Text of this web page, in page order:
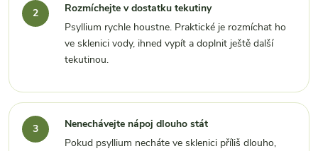
Rozmíchejte v dostatku tekutiny
Psyllium rychle houstne. Praktické je rozmíchat ho
ve sklenici vody, ihned vypít a doplnit ještě další
tekutinou.
Nenechávejte nápoj dlouho stát
Pokud psyllium necháte ve sklenici příliš dlouho,